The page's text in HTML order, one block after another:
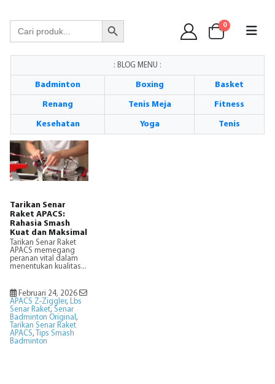
Search
for:
Search Button
0
: BLOG MENU :
Badminton Boxing Basket
Renang Tenis Meja Fitness
Kesehatan Yoga Tenis
Tarikan Senar
Raket APACS:
Rahasia Smash
Kuat dan Maksimal
Tarikan Senar Raket
APACS memegang
peranan vital dalam
menentukan kualitas...
Februari 24, 2026
APACS Z-Ziggler, Lbs
Senar Raket, Senar
Badminton Original ,
Tarikan Senar Raket
APACS,
Tips Smash
Badminton